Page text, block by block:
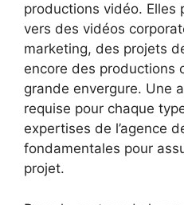
productions vidéo. Elles
vers des vidéos
marketing, des projets
encore des productions
grande envergure. Une
requise pour chaque
expertises de l’agence
fondamentales pour
projet.